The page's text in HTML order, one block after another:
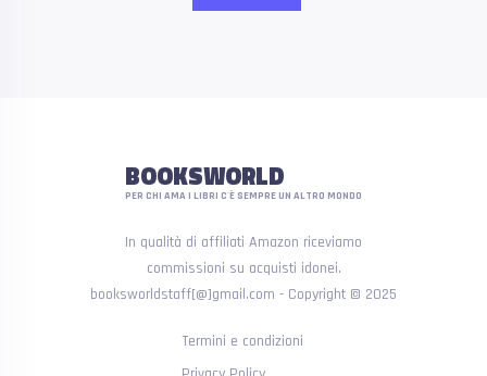
BOOKSWORLD
PER CHI AMA I LIBRI C'È SEMPRE UN ALTRO MONDO
In qualità di affiliati Amazon riceviamo
commissioni su acquisti idonei.
booksworldstaff[@]gmail.com - Copyright © 2025
Termini e condizioni